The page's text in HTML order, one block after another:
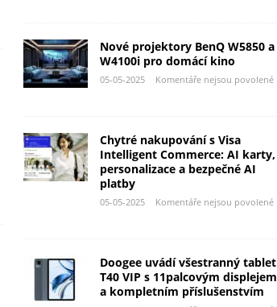
Nové projektory BenQ W5850 a
W4100i pro domácí kino
05-05-2025 Komentáře nejsou povolené
Chytré nakupování s Visa
Intelligent Commerce: AI karty,
personalizace a bezpečné AI
platby
05-05-2025 Komentáře nejsou povolené
Doogee uvádí všestranný tablet
T40 VIP s 11palcovým displejem
a kompletním příslušenstvím